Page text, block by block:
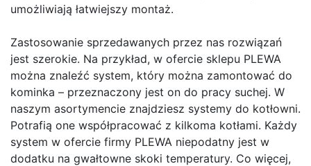
umożliwiają łatwiejszy montaż.
Zastosowanie sprzedawanych przez nas rozwiązań
jest szerokie. Na przykład, w ofercie sklepu PLEWA
można znaleźć system, który można zamontować do
kominka – przeznaczony jest on do pracy suchej. W
naszym asortymencie znajdziesz systemy do kotłowni.
Potrafią one współpracować z kilkoma kotłami. Każdy
system w ofercie firmy PLEWA niepodatny jest w
dodatku na gwałtowne skoki temperatury. Co więcej,